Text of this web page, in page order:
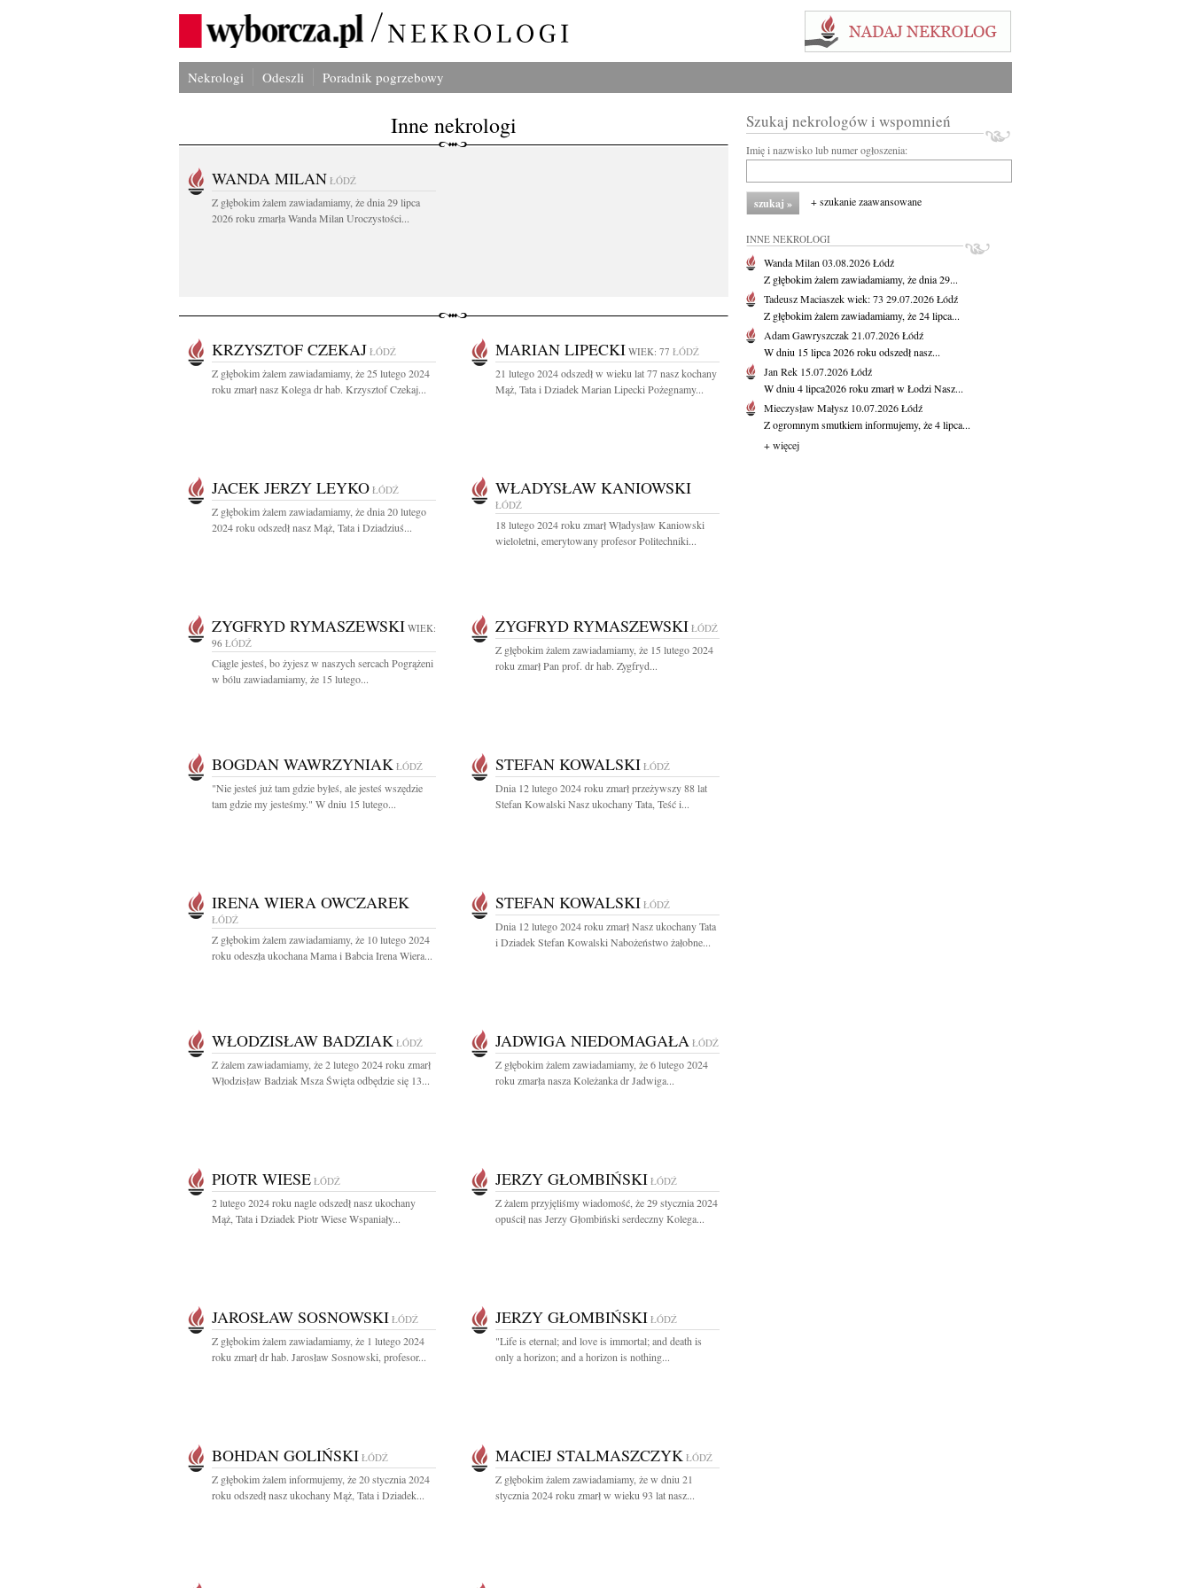
Nekrologi Odeszli Poradnik pogrzebowy
Inne nekrologi
WANDA MILAN ŁÓDŹ
Z głębokim żalem zawiadamiamy, że dnia 29 lipca
2026 roku zmarła Wanda Milan Uroczystości...
KRZYSZTOF CZEKAJ ŁÓDŹ
Z głębokim żalem zawiadamiamy, że 25 lutego 2024
roku zmarł nasz Kolega dr hab. Krzysztof Czekaj...
MARIAN LIPECKI WIEK: 77 ŁÓDŹ
21 lutego 2024 odszedł w wieku lat 77 nasz kochany
Mąż, Tata i Dziadek Marian Lipecki Pożegnamy...
JACEK JERZY LEYKO ŁÓDŹ
Z głębokim żalem zawiadamiamy, że dnia 20 lutego
2024 roku odszedł nasz Mąż, Tata i Dziadziuś...
WŁADYSŁAW KANIOWSKI
ŁÓDŹ
18 lutego 2024 roku zmarł Władysław Kaniowski
wieloletni, emerytowany profesor Politechniki...
ZYGFRYD RYMASZEWSKI WIEK:
96 ŁÓDŹ
Ciągle jesteś, bo żyjesz w naszych sercach Pogrążeni
w bólu zawiadamiamy, że 15 lutego...
ZYGFRYD RYMASZEWSKI ŁÓDŹ
Z głębokim żalem zawiadamiamy, że 15 lutego 2024
roku zmarł Pan prof. dr hab. Zygfryd...
BOGDAN WAWRZYNIAK ŁÓDŹ
"Nie jesteś już tam gdzie byłeś, ale jesteś wszędzie
tam gdzie my jesteśmy." W dniu 15 lutego...
STEFAN KOWALSKI ŁÓDŹ
Dnia 12 lutego 2024 roku zmarł przeżywszy 88 lat
Stefan Kowalski Nasz ukochany Tata, Teść i...
IRENA WIERA OWCZAREK
ŁÓDŹ
Z głębokim żalem zawiadamiamy, że 10 lutego 2024
roku odeszła ukochana Mama i Babcia Irena Wiera...
STEFAN KOWALSKI ŁÓDŹ
Dnia 12 lutego 2024 roku zmarł Nasz ukochany Tata
i Dziadek Stefan Kowalski Nabożeństwo żałobne...
WŁODZISŁAW BADZIAK ŁÓDŹ
Z żalem zawiadamiamy, że 2 lutego 2024 roku zmarł
Włodzisław Badziak Msza Święta odbędzie się 13...
JADWIGA NIEDOMAGAŁA ŁÓDŹ
Z głębokim żalem zawiadamiamy, że 6 lutego 2024
roku zmarła nasza Koleżanka dr Jadwiga...
PIOTR WIESE ŁÓDŹ
2 lutego 2024 roku nagle odszedł nasz ukochany
Mąż, Tata i Dziadek Piotr Wiese Wspaniały...
JERZY GŁOMBIŃSKI ŁÓDŹ
Z żalem przyjęliśmy wiadomość, że 29 stycznia 2024
opuścił nas Jerzy Głombiński serdeczny Kolega...
JAROSŁAW SOSNOWSKI ŁÓDŹ
Z głębokim żalem zawiadamiamy, że 1 lutego 2024
roku zmarł dr hab. Jarosław Sosnowski, profesor...
JERZY GŁOMBIŃSKI ŁÓDŹ
"Life is eternal; and love is immortal; and death is
only a horizon; and a horizon is nothing...
BOHDAN GOLIŃSKI ŁÓDŹ
Z głębokim żalem informujemy, że 20 stycznia 2024
roku odszedł nasz ukochany Mąż, Tata i Dziadek...
MACIEJ STALMASZCZYK ŁÓDŹ
Z głębokim żalem zawiadamiamy, że w dniu 21
stycznia 2024 roku zmarł w wieku 93 lat nasz...
Szukaj nekrologów i wspomnień
Imię i nazwisko lub numer ogłoszenia:
+ szukanie zaawansowane
INNE NEKROLOGI
Wanda Milan 03.08.2026Łódź
Z głębokim żalem zawiadamiamy, że dnia 29...
Tadeusz Maciaszekwiek: 73 29.07.2026Łódź
Z głębokim żalem zawiadamiamy, że 24 lipca...
Adam Gawryszczak21.07.2026Łódź
W dniu 15 lipca 2026 roku odszedł nasz...
Jan Rek 15.07.2026Łódź
W dniu 4 lipca2026 roku zmarł w Łodzi Nasz...
Mieczysław Małysz 10.07.2026Łódź
Z ogromnym smutkiem informujemy, że 4 lipca...
+ więcej